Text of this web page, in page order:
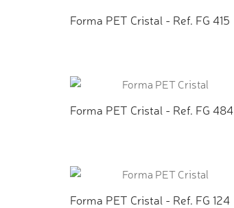
Forma PET Cristal - Ref. FG 415
Forma PET Cristal - Ref. FG 484
Forma PET Cristal - Ref. FG 124